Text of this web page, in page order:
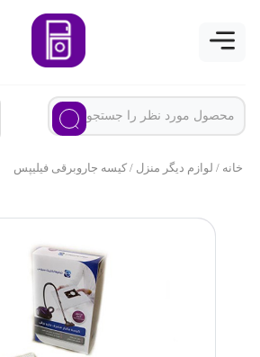
خانه/ لوازم دیگر منزل/ کیسه جاروبرقی فیلیپس